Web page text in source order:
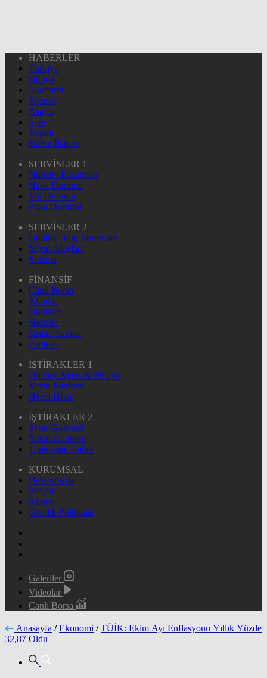
HABERLER
Türkiye
Dünya
Ekonomi
Siyaset
Asayiş
Spor
Yaşam
Kamu İlanları
SERVİSLER 1
Nöbetçi Eczaneler
Hava Durumu
Yol Durumu
Puan Durumu
SERVİSLER 2
Günlük Burç Yorumları
Yayın Akışları
Sinema
FİNANSİF
Canlı Borsa
Altınlar
Dövizler
Hisseler
Kripto Paralar
Pariteler
İŞTİRAKLER 1
Dijitary Ajans & Medya
Yayın Merkezi
Hepsi Hisse
İŞTİRAKLER 2
Sivas Gazetesi
Yakın Gündem
Toplumsal Haber
KURUMSAL
Hakkımızda
İletişim
Künye
Gizlilik Politikası
Galeriler
Videolar
Canlı Borsa
Anasayfa / Ekonomi / TÜİK: Ekim Ayı Enflasyonu Yıllık Yüzde
32,87 Oldu